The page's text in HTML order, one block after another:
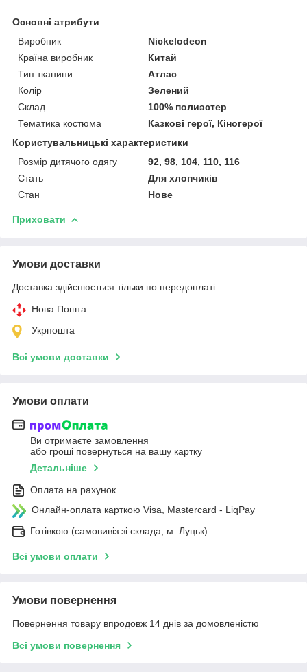
Основні атрибути
Виробник
Nickelodeon
Країна виробник
Китай
Тип тканини
Атлас
Колір
Зелений
Склад
100% полиэстер
Тематика костюма
Казкові герої, Кіногерої
Користувальницькі характеристики
Розмір дитячого одягу
92, 98, 104, 110, 116
Стать
Для хлопчиків
Стан
Нове
Приховати
Умови доставки
Доставка здійснюється тільки по передоплаті.
Нова Пошта
Укрпошта
Всі умови доставки
Умови оплати
Ви отримаєте замовлення
або гроші повернуться на вашу картку
Детальніше
Оплата на рахунок
Онлайн-оплата карткою Visa, Mastercard - LiqPay
Готівкою (самовивіз зі склада, м. Луцьк)
Всі умови оплати
Умови повернення
Повернення товару впродовж 14 днів за домовленістю
Всі умови повернення